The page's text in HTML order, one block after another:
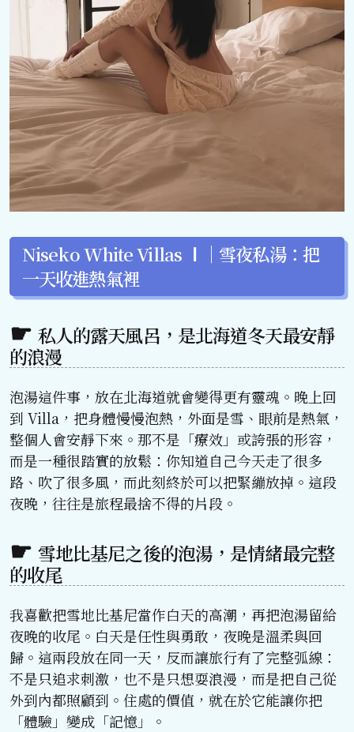
Niseko White Villas Ⅰ｜雪夜私湯：把
一天收進熱氣裡
私人的露天風呂，是北海道冬天最安靜
的浪漫
泡湯這件事，放在北海道就會變得更有靈魂。晚上回
到 Villa，把身體慢慢泡熱，外面是雪、眼前是熱氣，
整個人會安靜下來。那不是「療效」或誇張的形容，
而是一種很踏實的放鬆：你知道自己今天走了很多
路、吹了很多風，而此刻終於可以把緊繃放掉。這段
夜晚，往往是旅程最捨不得的片段。
雪地比基尼之後的泡湯，是情緒最完整
的收尾
我喜歡把雪地比基尼當作白天的高潮，再把泡湯留給
夜晚的收尾。白天是任性與勇敢，夜晚是溫柔與回
歸。這兩段放在同一天，反而讓旅行有了完整弧線：
不是只追求刺激，也不是只想耍浪漫，而是把自己從
外到內都照顧到。住處的價值，就在於它能讓你把
「體驗」變成「記憶」。